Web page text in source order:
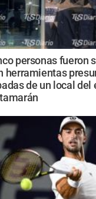
personas fueron
herramientas
de un local del